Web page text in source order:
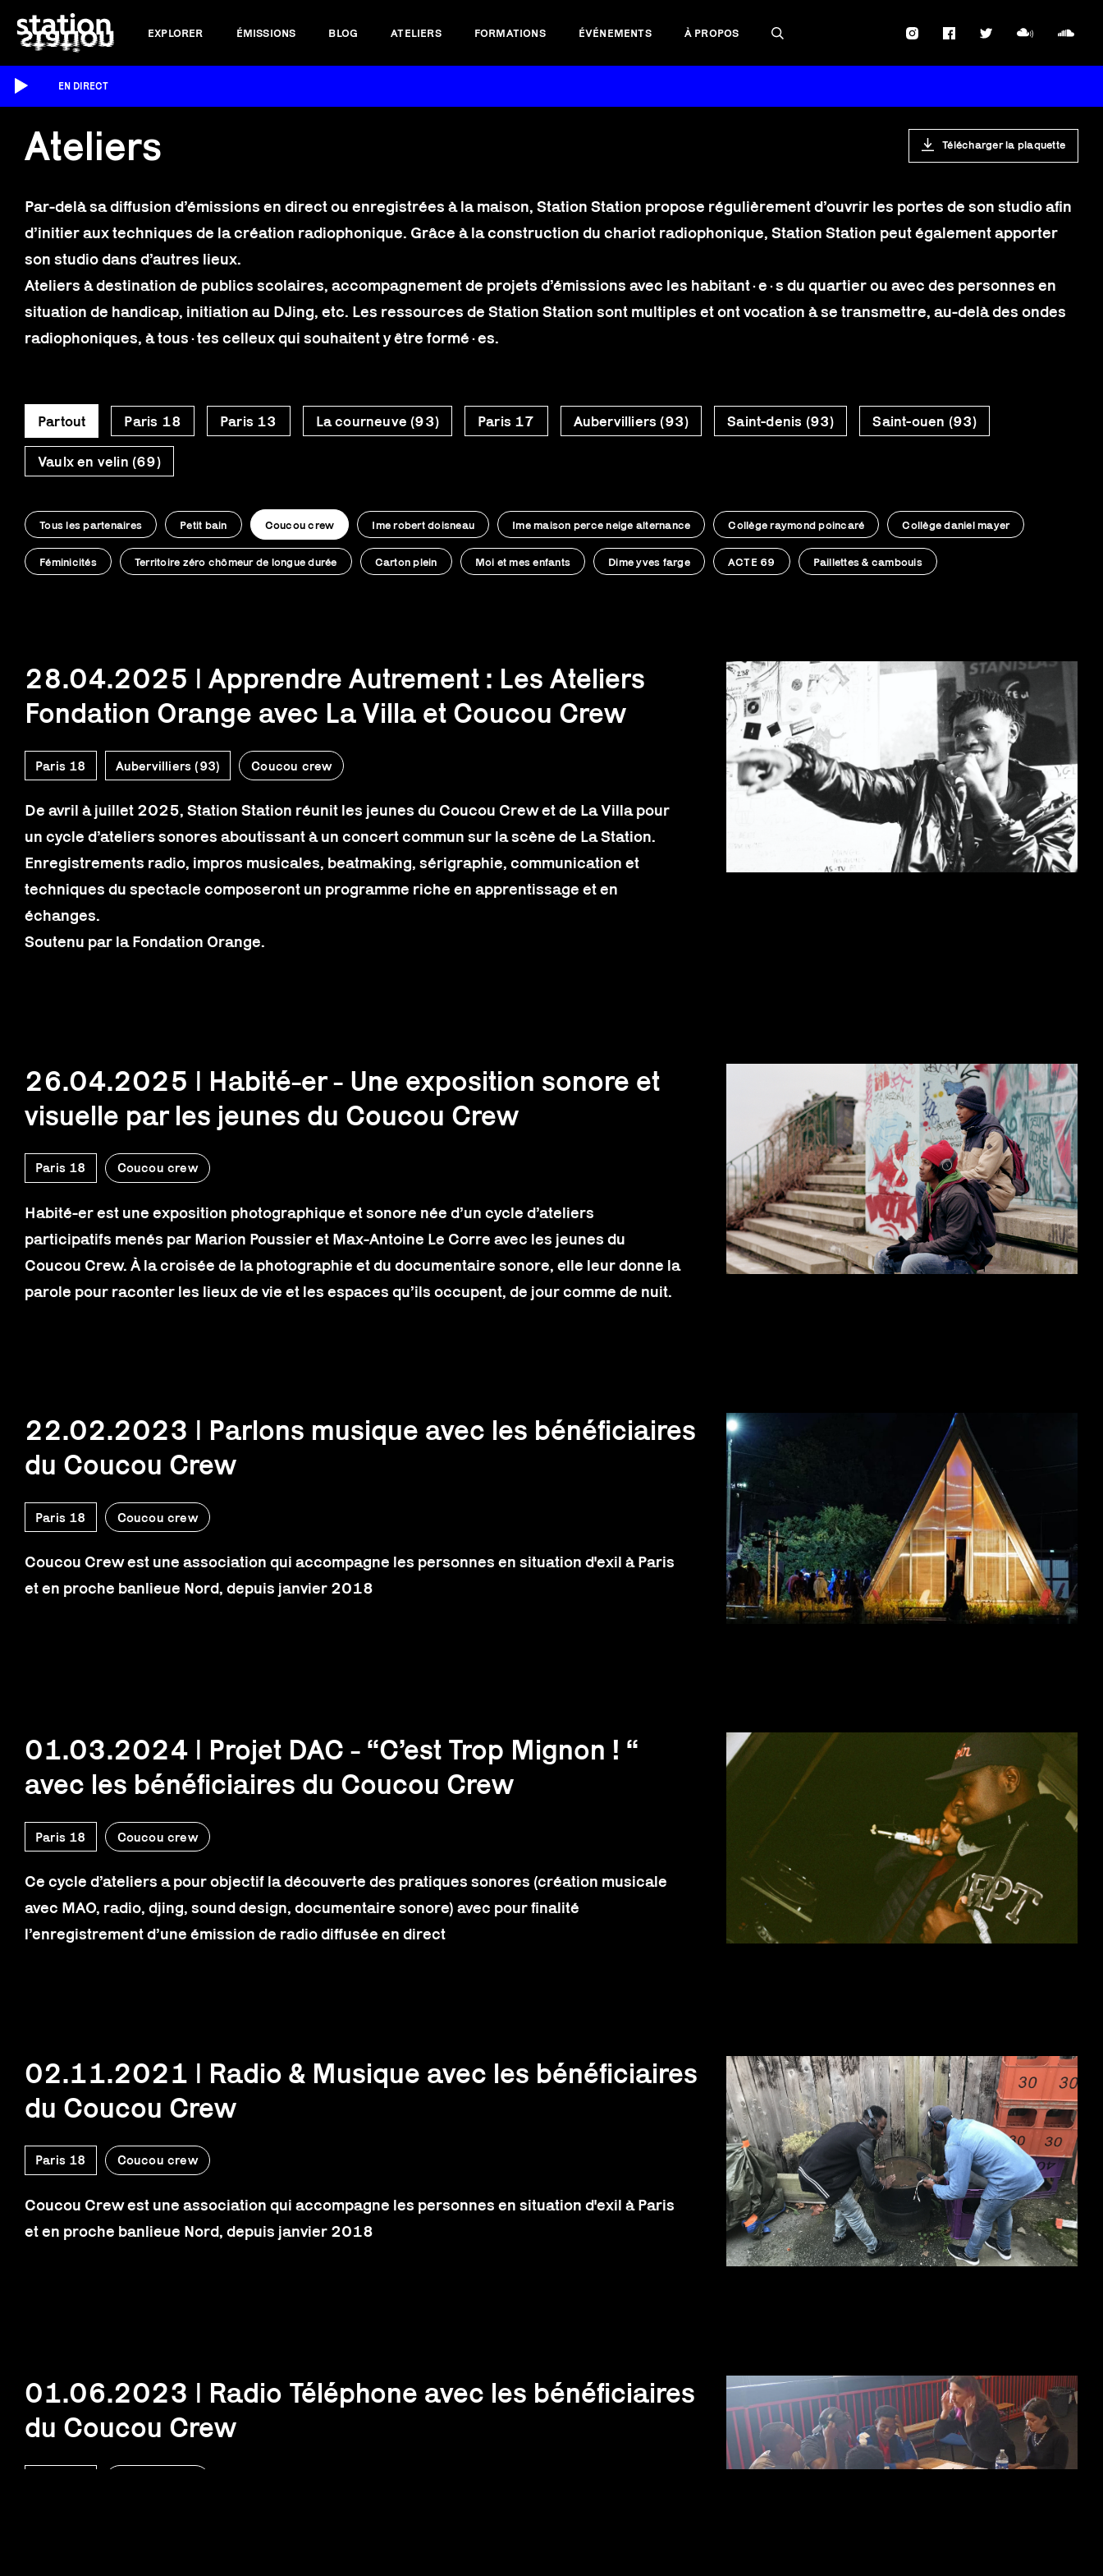
EXPLORER ÉMISSIONS BLOG ATELIERS FORMATIONS ÉVÉNEMENTS À PROPOS
EN DIRECT
Ateliers Télécharger la plaquette
Par-delà sa diffusion d’émissions en direct ou enregistrées à la maison, Station Station propose régulièrement d’ouvrir les portes de son studio afin
d’initier aux techniques de la création radiophonique. Grâce à la construction du chariot radiophonique, Station Station peut également apporter
son studio dans d’autres lieux.
Ateliers à destination de publics scolaires, accompagnement de projets d’émissions avec les habitant·e·s du quartier ou avec des personnes en
situation de handicap, initiation au DJing, etc. Les ressources de Station Station sont multiples et ont vocation à se transmettre, au-delà des ondes
radiophoniques, à tous·tes celleux qui souhaitent y être formé·es.
Partout Paris 18 Paris 13 La courneuve (93) Paris 17 Aubervilliers (93) Saint-denis (93) Saint-ouen (93)
Vaulx en velin (69)
Tous les partenaires Petit bain Coucou crew Ime robert doisneau Ime maison perce neige alternance Collège raymond poincaré Collège daniel mayer
Féminicités Territoire zéro chômeur de longue durée Carton plein Moi et mes enfants Dime yves farge ACTE 69 Paillettes & cambouis
28.04.2025 | Apprendre Autrement : Les Ateliers
Fondation Orange avec La Villa et Coucou Crew
Paris 18 Aubervilliers (93) Coucou crew
De avril à juillet 2025, Station Station réunit les jeunes du Coucou Crew et de La Villa pour
un cycle d’ateliers sonores aboutissant à un concert commun sur la scène de La Station.
Enregistrements radio, impros musicales, beatmaking, sérigraphie, communication et
techniques du spectacle composeront un programme riche en apprentissage et en
échanges.
Soutenu par la Fondation Orange.
26.04.2025 | Habité-er - Une exposition sonore et
visuelle par les jeunes du Coucou Crew
Paris 18 Coucou crew
Habité-er est une exposition photographique et sonore née d’un cycle d’ateliers
participatifs menés par Marion Poussier et Max-Antoine Le Corre avec les jeunes du
Coucou Crew. À la croisée de la photographie et du documentaire sonore, elle leur donne la
parole pour raconter les lieux de vie et les espaces qu’ils occupent, de jour comme de nuit.
22.02.2023 | Parlons musique avec les bénéficiaires
du Coucou Crew
Paris 18 Coucou crew
Coucou Crew est une association qui accompagne les personnes en situation d'exil à Paris
et en proche banlieue Nord, depuis janvier 2018
01.03.2024 | Projet DAC - “C’est Trop Mignon ! “
avec les bénéficiaires du Coucou Crew
Paris 18 Coucou crew
Ce cycle d’ateliers a pour objectif la découverte des pratiques sonores (création musicale
avec MAO, radio, djing, sound design, documentaire sonore) avec pour finalité
l’enregistrement d’une émission de radio diffusée en direct
02.11.2021 | Radio & Musique avec les bénéficiaires
du Coucou Crew
Paris 18 Coucou crew
Coucou Crew est une association qui accompagne les personnes en situation d'exil à Paris
et en proche banlieue Nord, depuis janvier 2018
01.06.2023 | Radio Téléphone avec les bénéficiaires
du Coucou Crew